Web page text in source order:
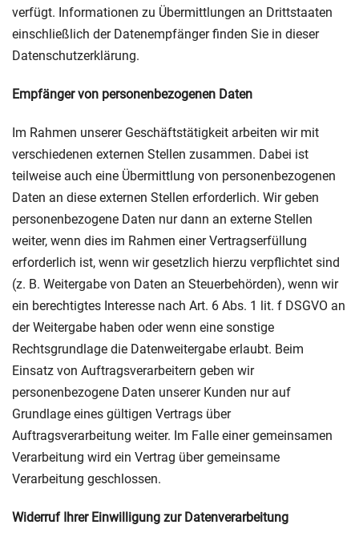
verfügt. Informationen zu Übermittlungen an Drittstaaten
einschließlich der Datenempfänger finden Sie in dieser
Datenschutzerklärung.
Empfänger von personenbezogenen Daten
Im Rahmen unserer Geschäftstätigkeit arbeiten wir mit
verschiedenen externen Stellen zusammen. Dabei ist
teilweise auch eine Übermittlung von personenbezogenen
Daten an diese externen Stellen erforderlich. Wir geben
personenbezogene Daten nur dann an externe Stellen
weiter, wenn dies im Rahmen einer Vertragserfüllung
erforderlich ist, wenn wir gesetzlich hierzu verpflichtet sind
(z. B. Weitergabe von Daten an Steuerbehörden), wenn wir
ein berechtigtes Interesse nach Art. 6 Abs. 1 lit. f DSGVO an
der Weitergabe haben oder wenn eine sonstige
Rechtsgrundlage die Datenweitergabe erlaubt. Beim
Einsatz von Auftragsverarbeitern geben wir
personenbezogene Daten unserer Kunden nur auf
Grundlage eines gültigen Vertrags über
Auftragsverarbeitung weiter. Im Falle einer gemeinsamen
Verarbeitung wird ein Vertrag über gemeinsame
Verarbeitung geschlossen.
Widerruf Ihrer Einwilligung zur Datenverarbeitung